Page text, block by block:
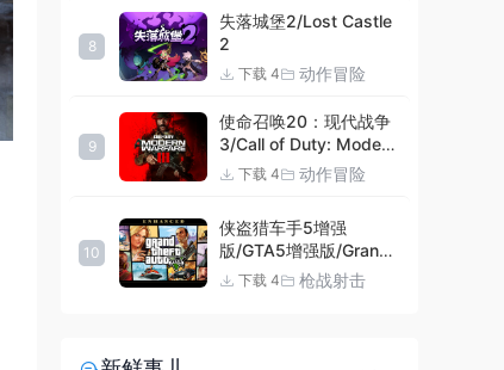
集成DLCs 赠多项修改器
+赠999等级.荣誉技能.
紫色荣誉头框.荣誉枪械
技能.解锁存档 解压即玩
8
失落城堡2/Lost Castle
2
下载 4 动作冒险
9
使命召唤20：现代战争
3/Call of Duty: Modern
Warfare III
下载 4 动作冒险
10
侠盗猎车手5增强
版/GTA5增强版/Grand
Theft Auto V
下载 4 枪战射击